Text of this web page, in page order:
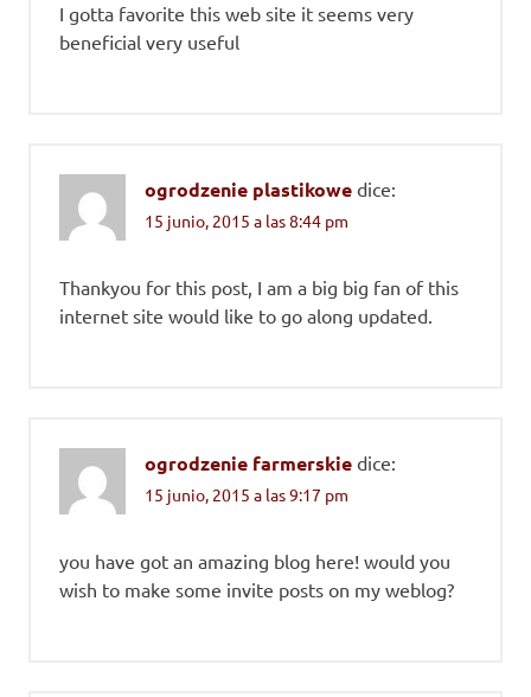
I gotta favorite this web site it seems very
beneficial very useful
ogrodzenie plastikowe dice:
15 junio, 2015 a las 8:44 pm
Thankyou for this post, I am a big big fan of this
internet site would like to go along updated.
ogrodzenie farmerskie dice:
15 junio, 2015 a las 9:17 pm
you have got an amazing blog here! would you
wish to make some invite posts on my weblog?